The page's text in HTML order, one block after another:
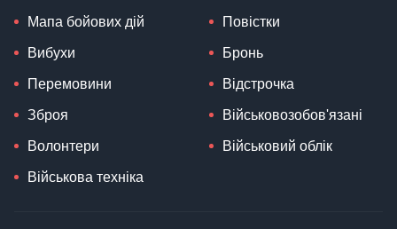
Мапа бойових дій
Вибухи
Перемовини
Зброя
Волонтери
Військова техніка
Повістки
Бронь
Відстрочка
Військовозобов'язані
Військовий облік